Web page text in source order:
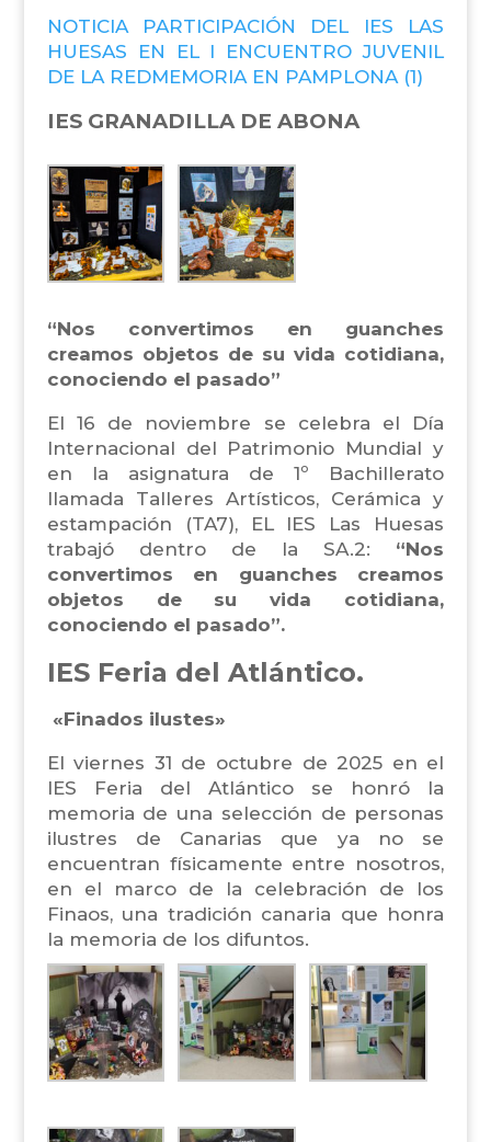
NOTICIA PARTICIPACIÓN DEL IES LAS
HUESAS EN EL I ENCUENTRO JUVENIL
DE LA REDMEMORIA EN PAMPLONA (1)
IES GRANADILLA DE ABONA
“Nos convertimos en guanches
creamos objetos de su vida cotidiana,
conociendo el pasado”
El 16 de noviembre se celebra el Día
Internacional del Patrimonio Mundial y
en la asignatura de 1º Bachillerato
llamada Talleres Artísticos, Cerámica y
estampación (TA7), EL IES Las Huesas
trabajó dentro de la SA.2: “Nos
convertimos en guanches creamos
objetos de su vida cotidiana,
conociendo el pasado”.
IES Feria del Atlántico.
«Finados ilustes»
El viernes 31 de octubre de 2025 en el
IES Feria del Atlántico se honró la
memoria de una selección de personas
ilustres de Canarias que ya no se
encuentran físicamente entre nosotros,
en el marco de la celebración de los
Finaos, una tradición canaria que honra
la memoria de los difuntos.